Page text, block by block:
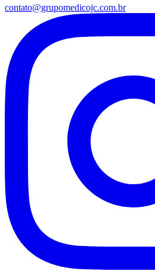
contato@grupomedicojc.com.br